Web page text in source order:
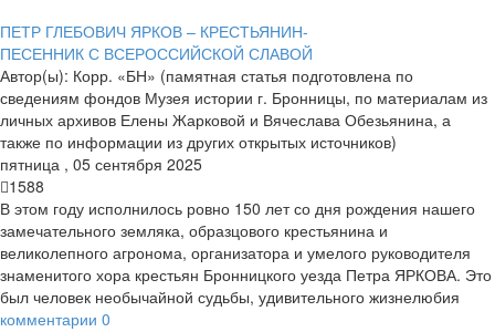
ПЕТР ГЛЕБОВИЧ ЯРКОВ – КРЕСТЬЯНИН-
ПЕСЕННИК С ВСЕРОССИЙСКОЙ СЛАВОЙ
Автор(ы): Корр. «БН» (памятная статья подготовлена по
сведениям фондов Музея истории г. Бронницы, по материалам из
личных архивов Елены Жарковой и Вячеслава Обезьянина, а
также по информации из других открытых источников)
пятница , 05 сентября 2025
1588
В этом году исполнилось ровно 150 лет со дня рождения нашего
замечательного земляка, образцового крестьянина и
великолепного агронома, организатора и умелого руководителя
знаменитого хора крестьян Бронницкого уезда Петра ЯРКОВА. Это
был человек необычайной судьбы, удивительного жизнелюбия
комментарии 0